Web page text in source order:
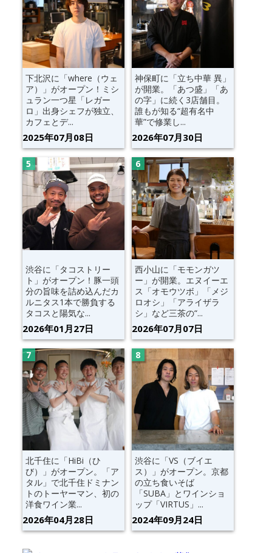
下北沢に「where（ウェ
ア）」がオープン！ミシ
ュラン一つ星「レガー
ロ」出身シェフが独立、
カフェとデ...
2025年07月08日
神保町に「立ち中華 異」
が開業。「あつ盛」「あ
の字」に続く3店舗目。
誰もが知る“超有名中
華”で修業し...
2026年07月30日
渋谷に「タコストリー
ト」がオープン！豚一頭
分の旨味を詰め込んだカ
ルニタス1本で勝負する
タコスと陽気な...
2026年01月27日
西小山に「モモンガツ
ー」が開業。エヌイーエ
ス「オモウツボ」「メジ
ロオシ」「アライザラ
シ」など三茶の“...
2026年07月07日
北千住に「HiBi（ひ
び）」がオープン。「ア
タル」で北千住ドミナン
トのトーヤーマン、初の
洋食ワイン業...
2026年04月28日
渋谷に「VS（ブイエ
ス）」がオープン。京都
の立ち食いそば
「SUBA」とワインショ
ップ「VIRTUS」...
2024年09月24日